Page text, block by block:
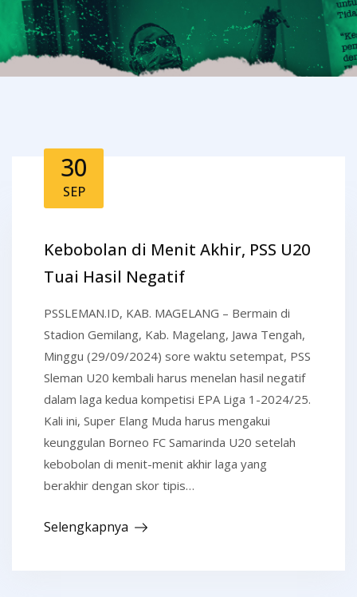
30
SEP
Kebobolan di Menit Akhir, PSS U20
Tuai Hasil Negatif
PSSLEMAN.ID, KAB. MAGELANG – Bermain di
Stadion Gemilang, Kab. Magelang, Jawa Tengah,
Minggu (29/09/2024) sore waktu setempat, PSS
Sleman U20 kembali harus menelan hasil negatif
dalam laga kedua kompetisi EPA Liga 1-2024/25.
Kali ini, Super Elang Muda harus mengakui
keunggulan Borneo FC Samarinda U20 setelah
kebobolan di menit-menit akhir laga yang
berakhir dengan skor tipis…
Selengkapnya